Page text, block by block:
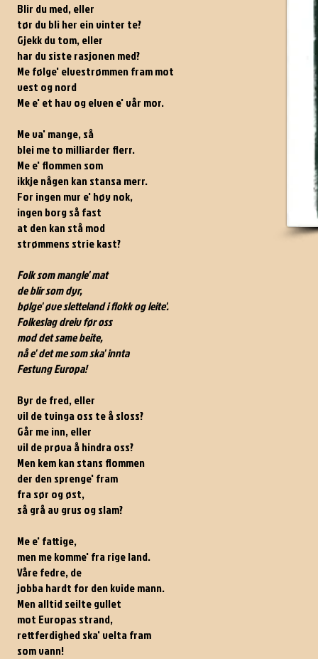
Blir du med, eller
tør du bli her ein vinter te?
Gjekk du tom, eller
har du siste rasjonen med?
Me følge' elvestrømmen fram mot
vest og nord
Me e' et hav og elven e' vår mor.
Me va' mange, så
blei me to milliarder flerr.
Me e' flommen som
ikkje någen kan stansa merr.
For ingen mur e' høy nok,
ingen borg så fast
at den kan stå mod
strømmens strie kast?
Folk som mangle' mat
de blir som dyr,
bølge' øve sletteland i flokk og leite'.
Folkeslag dreiv før oss
mod det same beite,
nå e' det me som ska' innta
Festung Europa!
Byr de fred, eller
vil de tvinga oss te å sloss?
Går me inn, eller
vil de prøva å hindra oss?
Men kem kan stans flommen
der den sprenge' fram
fra sør og øst,
så grå av grus og slam?
Me e' fattige,
men me komme' fra rige land.
Våre fedre, de
jobba hardt for den kvide mann.
Men alltid seilte gullet
mot Europas strand,
rettferdighed ska' velta fram
som vann!